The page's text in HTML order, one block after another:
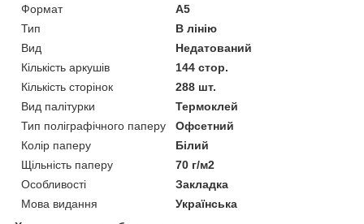
Формат
A5
Тип
В лінію
Вид
Недатований
Кількість аркушів
144 стор.
Кількість сторінок
288 шт.
Вид палітурки
Термоклей
Тип поліграфічного паперу
Офсетний
Колір паперу
Білий
Щільність паперу
70 г/м2
Особливості
Закладка
Мова видання
Українська